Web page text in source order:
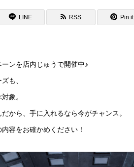
LINE RSS Pin it
ンを店内じゅうで開催中♪
も、
象。
から、手に入れるなら今がチャンス。
容をお確かめください！